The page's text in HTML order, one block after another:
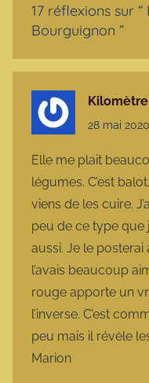
17 réflexions sur “
Bourguignon ”
28 mai
Elle me plait
légumes. C’est
viens de les cuire.
peu de ce type que
aussi. Je le posterai
l’avais beaucoup
rouge apporte un
l’inverse. C’est
peu mais il révèle
Marion